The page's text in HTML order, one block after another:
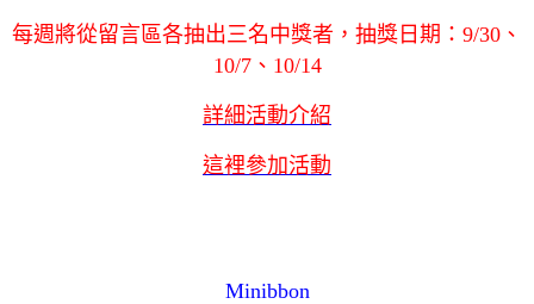
每週將從留言區各抽出三名中獎者，抽獎日期：9/30、
10/7、10/14
詳細活動介紹
這裡參加活動
Minibbon